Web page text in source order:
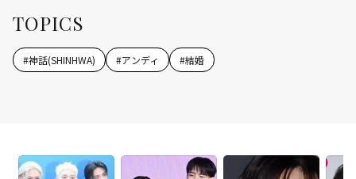
TOPICS
#神話(SHINHWA) #アンディ #結婚